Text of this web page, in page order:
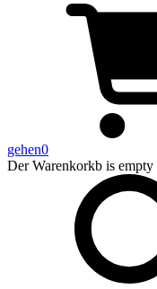
gehen0
Der Warenkorkb is empty